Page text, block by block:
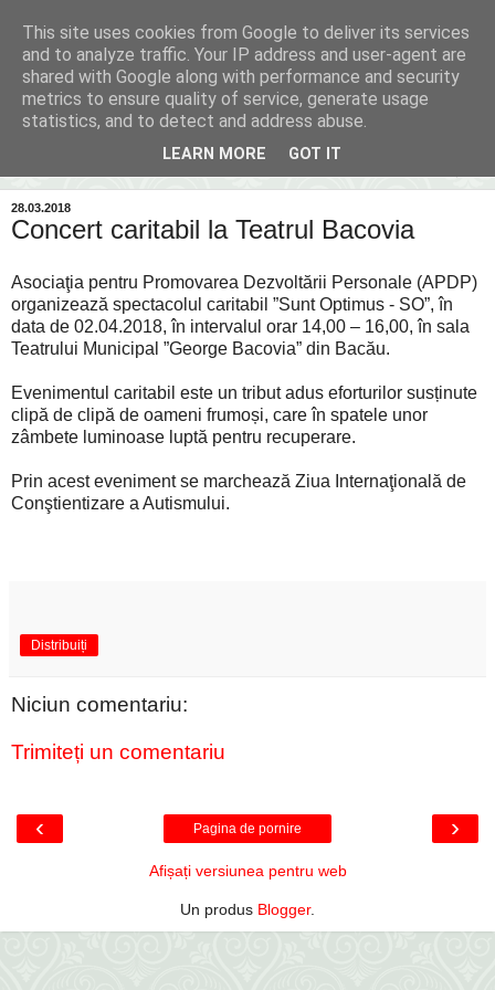
Inima Bacăului
Din inima Bacăului...spre inima ta...
28.03.2018
Concert caritabil la Teatrul Bacovia
Asociaţia pentru Promovarea Dezvoltării Personale (APDP)
organizează spectacolul caritabil ”Sunt Optimus - SO”, în
data de 02.04.2018, în intervalul orar 14,00 – 16,00, în sala
Teatrului Municipal ”George Bacovia” din Bacău.
Evenimentul caritabil este un tribut adus eforturilor susținute
clipă de clipă de oameni frumoși, care în spatele unor
zâmbete luminoase luptă pentru recuperare.
Prin acest eveniment se marchează Ziua Internaţională de
Conştientizare a Autismului.
Distribuiți
Niciun comentariu:
Trimiteți un comentariu
‹ ›
Pagina de pornire
Afișați versiunea pentru web
Un produs Blogger.
This site uses cookies from Google to deliver its services
and to analyze traffic. Your IP address and user-agent are
shared with Google along with performance and security
metrics to ensure quality of service, generate usage
statistics, and to detect and address abuse.
LEARN MORE GOT IT